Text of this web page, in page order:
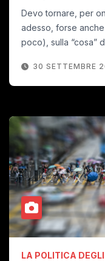
Devo tornare, per
adesso, forse
poco), sulla “cosa”
30 SETTEMBRE
LA POLITICA